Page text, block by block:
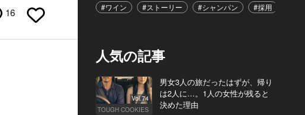
16
#ワイン
#ストーリー #シャンパン #採用
人気の記事
Vol.74
TOUGH COOKIES
男女3人の旅だったはずが、帰り
は2人に…。1人の女性が残ると
決めた理由